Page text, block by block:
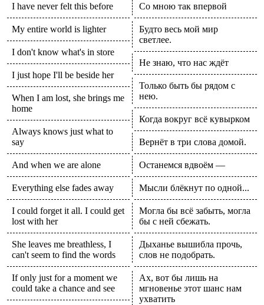
I have never felt this before
My entire world is lighter
I don't know what's in store
I just hope I'll be beside her
When I am lost, she brings me
home
Always knows just what to
say
And when we are alone
Everything else fades away
I could forget it all. I could get
lost with her
She leaves me breathless, I
can't seem to find the words
If only just for a moment we
could take a chance and see
Со мною так впервой
Будто весь мой мир
светлее.
Не знаю, что нас ждёт
Только быть бы рядом с
нею.
Когда вокруг всё кувырком
Вернёт в три слова домой.
Останемся вдвоём —
Мысли блёкнут по одной...
Могла бы всё забыть, могла
бы с ней сбежать.
Дыханье вышибла прочь,
слов не подобрать.
Ах, вот бы лишь на
мгновенье этот шанс нам
ухватить